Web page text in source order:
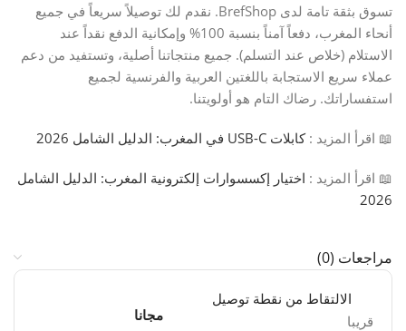
تسوق بثقة تامة لدى BrefShop. نقدم لك توصيلاً سريعاً في جميع
أنحاء المغرب، دفعاً آمناً بنسبة 100% وإمكانية الدفع نقداً عند
الاستلام (خلاص عند التسلم). جميع منتجاتنا أصلية، وتستفيد من دعم
عملاء سريع الاستجابة باللغتين العربية والفرنسية لجميع
استفساراتك. رضاك التام هو أولويتنا.
📖 اقرأ المزيد :كابلات USB-C في المغرب: الدليل الشامل 2026
📖 اقرأ المزيد : اختيار إكسسوارات إلكترونية المغرب: الدليل الشامل
2026
مراجعات (0)
الالتقاط من نقطة توصيل
قريبا مجانا